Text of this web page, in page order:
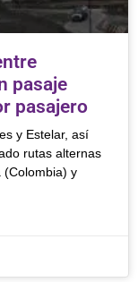
pasaje
pasajero
y Estelar, así
rutas alternas
(Colombia) y